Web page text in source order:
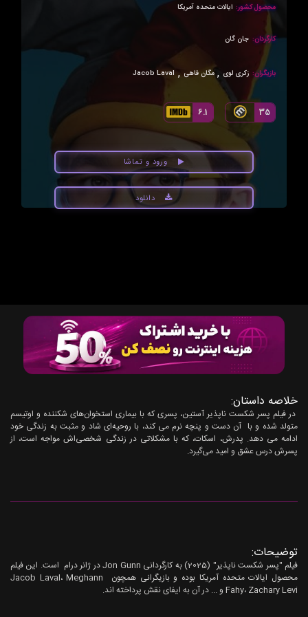
محصول کشور: ایالات متحده آمریکا
کارگردان: جان گان
بازیگران: زکری لوی , مگان فاهی ,
Jacob Laval
35
6.1
ورود و تماشا
دانلود
خلاصه داستان:
در فیلم پسر شکست ناپذیر آستین، پسری که با بیماری استخوان‌های شکننده و اوتیسم
متولد شده و با آن دست و پنچه نرم می کند، با روحیه‌ای شاد و مثبت به زندگی خود
ادامه می دهد. پدرش، اسکات، که با مشکلاتی در زندگی شخصی‌اش مواجه است، از
پسرش درس عشق و امید می‌گیرد.
توضیحات:
فیلم "پسر شکست ناپذیر" (2025) به کارگردانی Jon Gunn در ژانر درام است. این فیلم
محصول ایالات متحده آمریکا بوده و بازیگرانی همچون Jacob Laval، Meghann
Fahy، Zachary Levi و ... در آن به ایفای نقش پرداخته اند.